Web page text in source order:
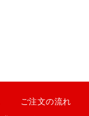
ご注文の流れ